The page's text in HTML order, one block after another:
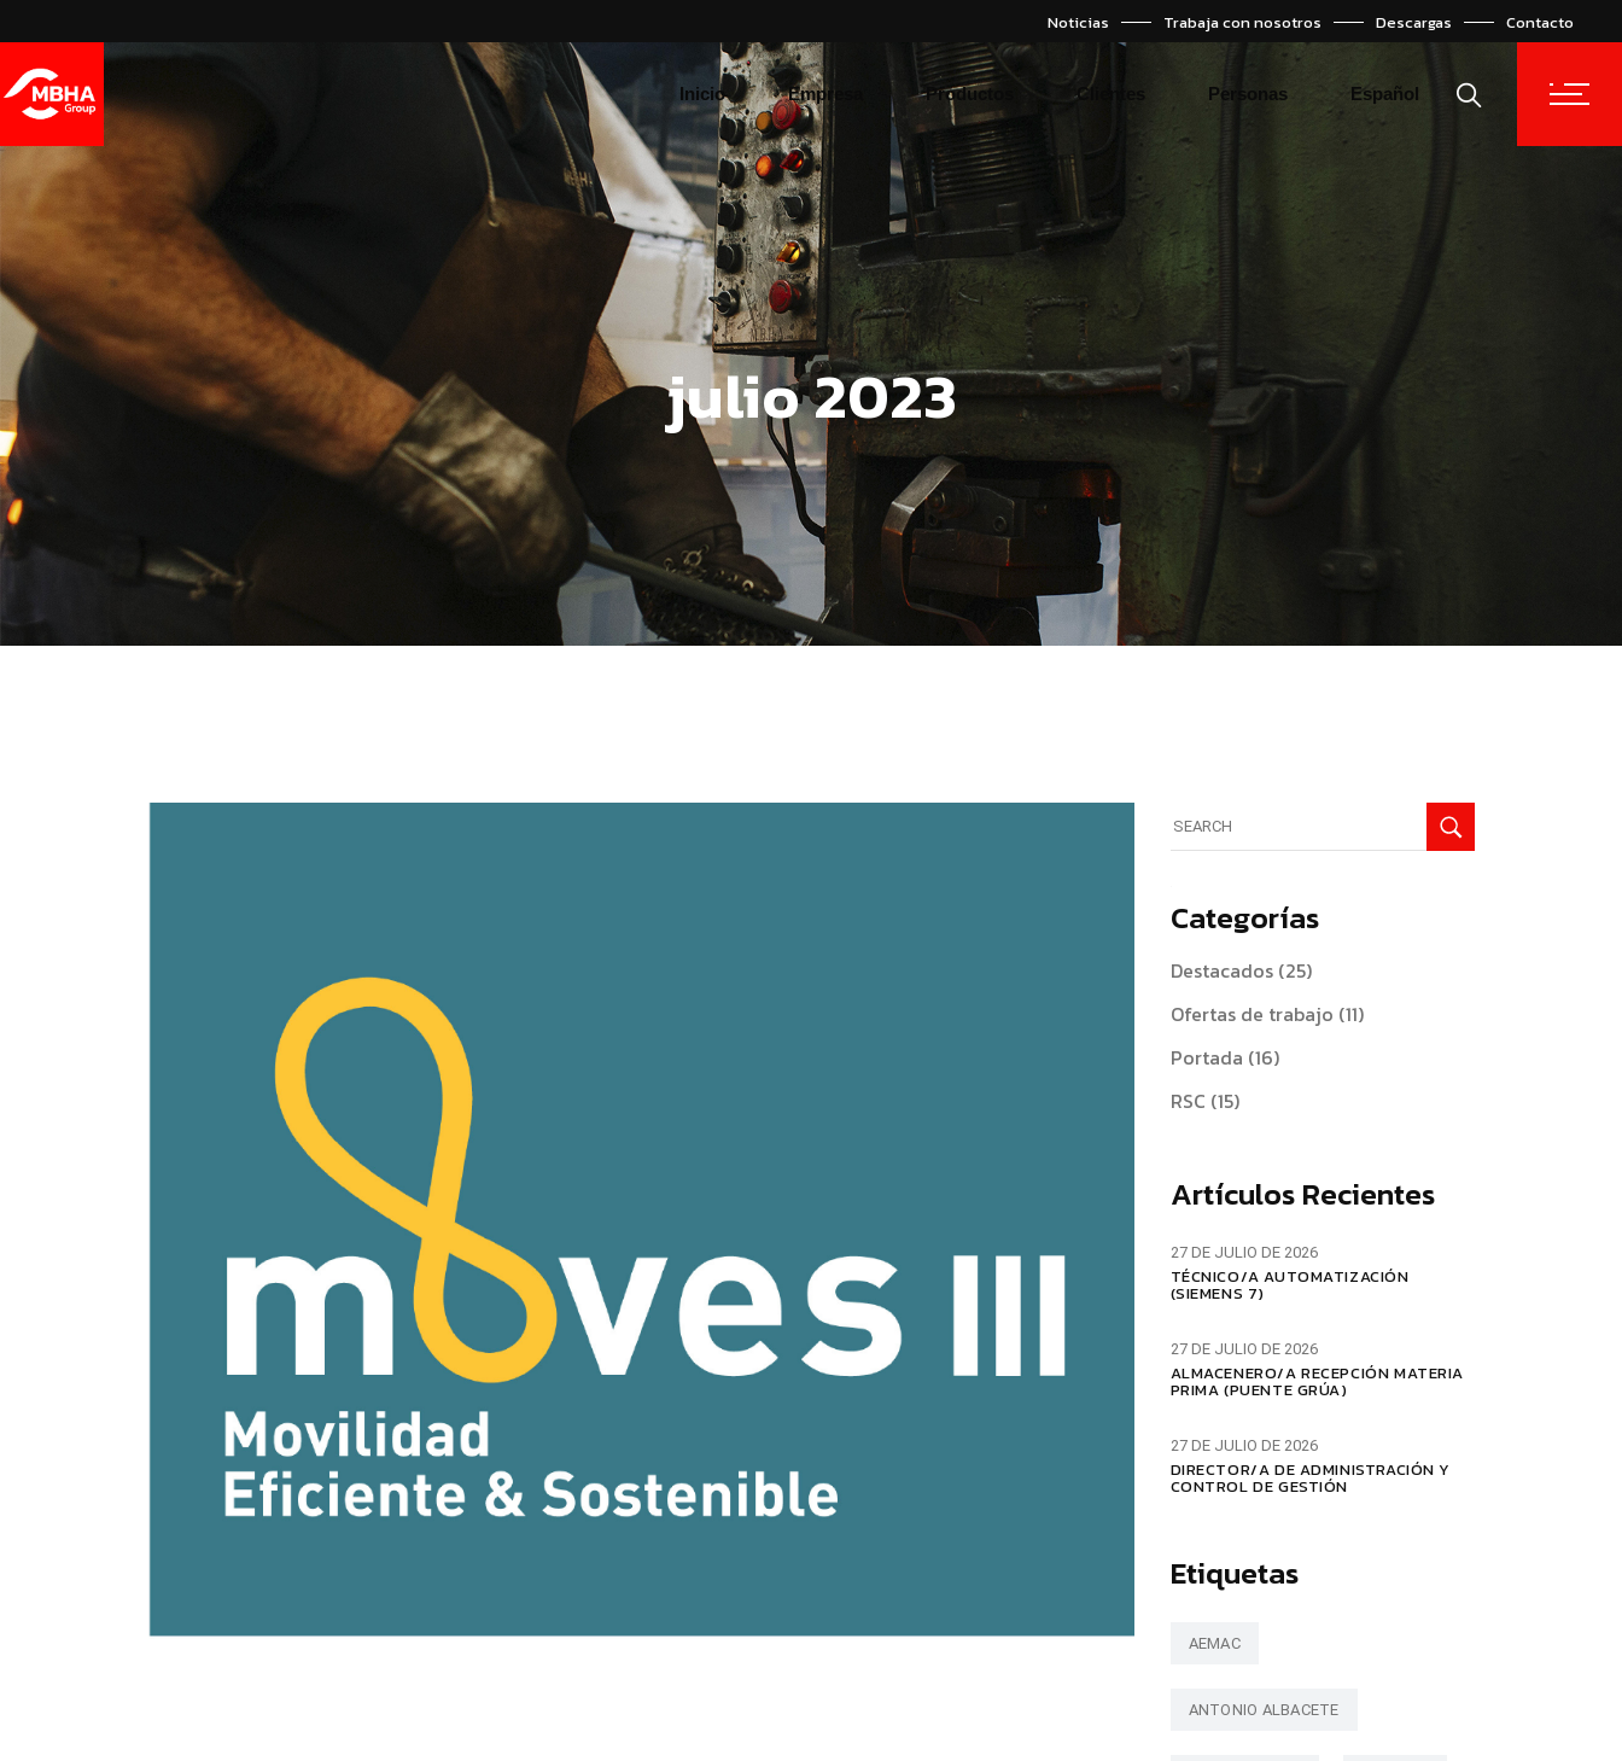
Noticias Trabaja con nosotros Descargas Contacto
Inicio Empresa
Nuestra Historia
Misión y Visión
Nuestros Valores
Nuestro Compromiso
Código Ético
Productos Clientes Personas Español
Nuestra Historia
Misión y Visión
Nuestros Valores
Nuestro Compromiso
Código Ético
English
Türkçe
julio 2023
for:
Categorías
Destacados(25)
Ofertas de trabajo (11)
Portada (16)
RSC (15)
Artículos Recientes
27 DE JULIO DE 2026
TÉCNICO/A AUTOMATIZACIÓN
(SIEMENS 7)
27 DE JULIO DE 2026
ALMACENERO/A RECEPCIÓN MATERIA
PRIMA (PUENTE GRÚA)
27 DE JULIO DE 2026
DIRECTOR/A DE ADMINISTRACIÓN Y
CONTROL DE GESTIÓN
Etiquetas
AEMAC
ANTONIO ALBACETE